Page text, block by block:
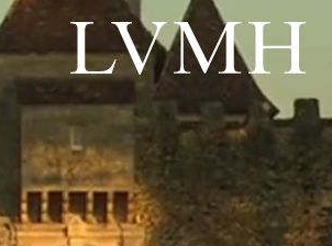
LVMH主页